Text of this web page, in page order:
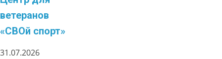
ветеранов
«СВОй спорт»
31.07.2026